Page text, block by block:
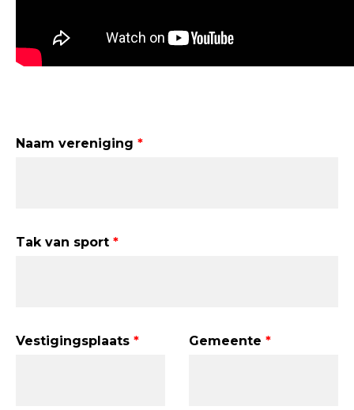
Leave
Naam vereniging
Tak van sport
Vestigingsplaats Gemeente